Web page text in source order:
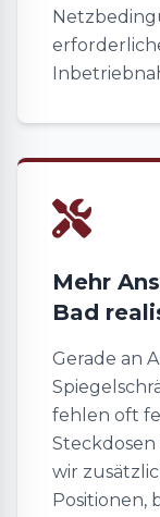
Mehr
Bad
Gerade an
fehlen oft
wir
Positionen,